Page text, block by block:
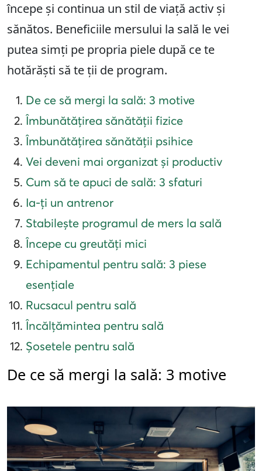
începe și continua un stil de viață activ și
sănătos. Beneficiile mersului la sală le vei
putea simți pe propria piele după ce te
hotărăști să te ții de program.
De ce să mergi la sală: 3 motive
Îmbunătățirea sănătății fizice
Îmbunătățirea sănătății psihice
Vei deveni mai organizat și productiv
Cum să te apuci de sală: 3 sfaturi
Ia-ți un antrenor
Stabilește programul de mers la sală
Începe cu greutăți mici
Echipamentul pentru sală: 3 piese
esențiale
Rucsacul pentru sală
Încălțămintea pentru sală
Șosetele pentru sală
De ce să mergi la sală: 3 motive